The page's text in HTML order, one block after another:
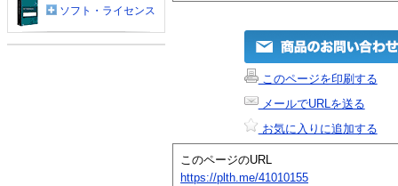
このページを印刷する
メールでURLを送る
お気に入りに追加する
このページのURL
https://plth.me/41010155
ソフト・ライセンス